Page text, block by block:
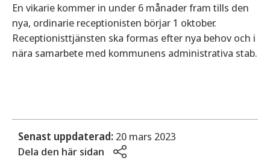
En vikarie kommer in under 6 månader fram tills den
nya, ordinarie receptionisten börjar 1 oktober.
Receptionisttjänsten ska formas efter nya behov och i
nära samarbete med kommunens administrativa stab.
Senast uppdaterad: 20 mars 2023
Dela den här sidan